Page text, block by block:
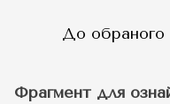
До обраного
Фрагмент для